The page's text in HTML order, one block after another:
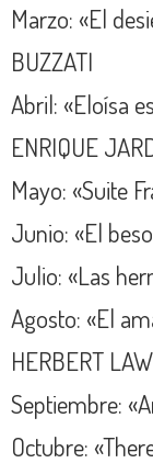
Marzo: «El
BUZZATI
Abril: «Eloísa
ENRIQUE
Mayo: «Suite
Junio: «El
Julio: «Las
Agosto: «El
HERBERT
Septiembre:
Octubre: